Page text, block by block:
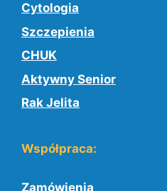
Cytologia
Szczepienia
CHUK
Aktywny Senior
Rak Jelita
Współpraca:
Zamówienia